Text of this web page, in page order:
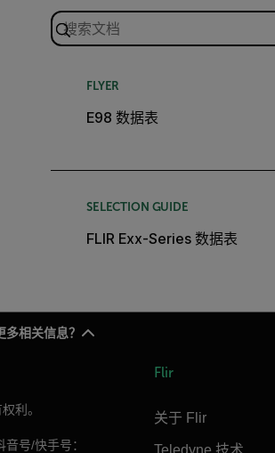
FLYER
E98 数据表
SELECTION GUIDE
FLIR Exx-Series 数据表
相关信息？
利。
号/快手号：
Flir
关于 Flir
Teledyne 技术